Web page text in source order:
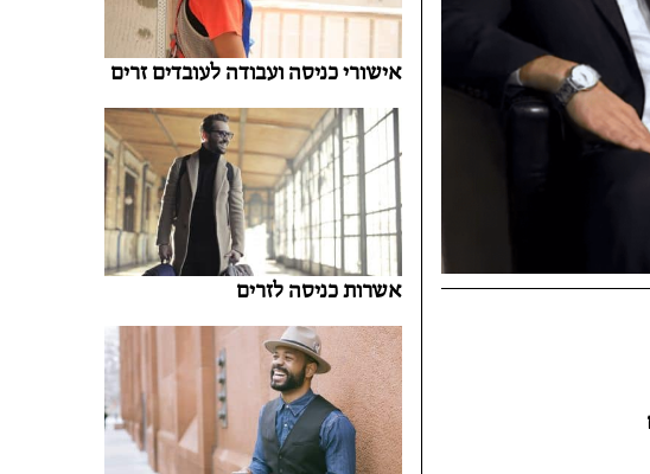
אישורי כניסה ועבודה לעובדים זרים
אשרות כניסה לזרים